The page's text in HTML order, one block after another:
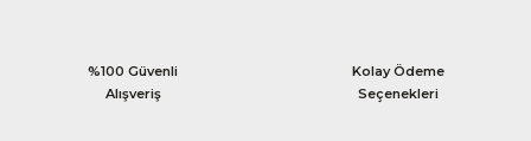
%100 Güvenli
Alışveriş
Kolay Ödeme
Seçenekleri